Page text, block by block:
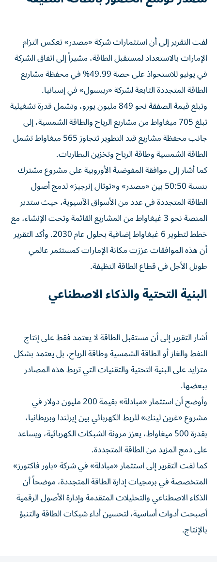
لفت التقرير إلى أن استثمارات شركة «مصدر» تعكس التزام
الإمارات بالاستعداد لمستقبل الطاقة، مشيراً إلى اتفاق الشركة
في يونيو للاستحواذ على حصة 49.99% في محفظة مشاريع
الطاقة المتجددة التابعة لشركة «ريبسول» في إسبانيا.
وتبلغ قيمة الصفقة نحو 849 مليون يورو، وتشمل قدرة تشغيلية
تبلغ 705 ميغاواط من مشاريع الرياح والطاقة الشمسية، إلى
جانب محفظة مشاريع قيد التطوير تتجاوز 565 ميغاواط تشمل
الطاقة الشمسية وطاقة الرياح وتخزين البطاريات.
كما أشار إلى موافقة المفوضية الأوروبية على مشروع مشترك
بنسبة 50:50 بين «مصدر» و«توتال إنرجيز» لدمج أصول
الطاقة المتجددة في عدد من الأسواق الآسيوية، حيث ستدير
المنصة نحو 3 غيغاواط من المشاريع القائمة وتحت الإنشاء، مع
خطط لتطوير 6 غيغاواط إضافية بحلول عام 2030. وأكد التقرير
أن هذه الموافقات عززت مكانة الإمارات كمستثمر عالمي
طويل الأجل في قطاع الطاقة النظيفة.
البنية التحتية والذكاء الاصطناعي
أشار التقرير إلى أن مستقبل الطاقة لا يعتمد فقط على إنتاج
النفط والغاز أو الطاقة الشمسية وطاقة الرياح، بل يعتمد بشكل
متزايد على البنية التحتية والتقنيات التي تربط هذه المصادر
ببعضها.
وأوضح أن استثمار «مبادلة» بقيمة 200 مليون دولار في
مشروع «غرين لينك» للربط الكهربائي بين إيرلندا وبريطانيا،
بقدرة 500 ميغاواط، يعزز مرونة الشبكات الكهربائية، ويساعد
على دمج المزيد من الطاقة المتجددة.
كما لفت التقرير إلى استثمار «مبادلة» في شركة «باور فاكتورز»
المتخصصة في برمجيات إدارة الطاقة المتجددة، موضحاً أن
الذكاء الاصطناعي والتحليلات المتقدمة وإدارة الأصول الرقمية
أصبحت أدوات أساسية، لتحسين أداء شبكات الطاقة والتنبؤ
بالإنتاج.